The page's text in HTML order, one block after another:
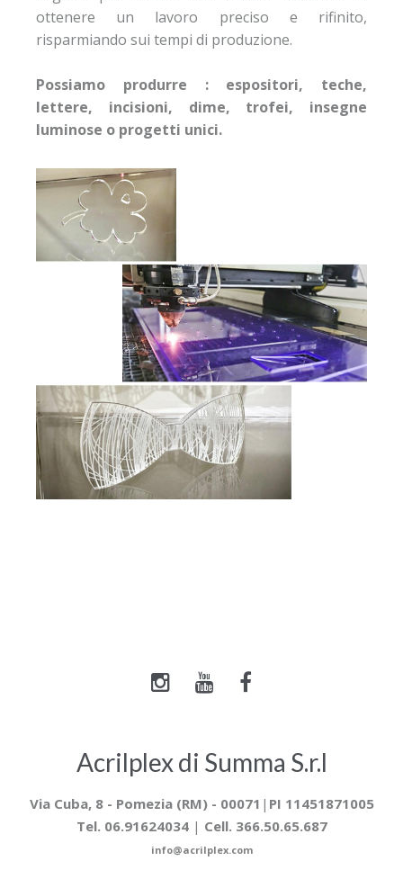
ottenere un lavoro preciso e rifinito,
risparmiando sui tempi di produzione.
Possiamo produrre : espositori, teche,
lettere, incisioni, dime, trofei, insegne
luminose o progetti unici.
Acrilplex di Summa S.r.l
Via Cuba, 8 - Pomezia (RM) - 00071 | PI 11451871005
Tel. 06.91624034| Cell. 366.50.65.687
info@acrilplex.com